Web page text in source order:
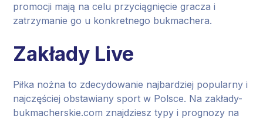
promocji mają na celu przyciągnięcie gracza i
zatrzymanie go u konkretnego bukmachera.
Zakłady Live
Piłka nożna to zdecydowanie najbardziej popularny i
najczęściej obstawiany sport w Polsce. Na zakłady-
bukmacherskie.com znajdziesz typy i prognozy na